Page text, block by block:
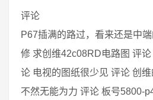
评论
P67插满的路过，看来还是中
修 求创维42c08RD电路图 评
论 电视的图纸很少见 评论 创维
不然无能为力 评论 板号5800-